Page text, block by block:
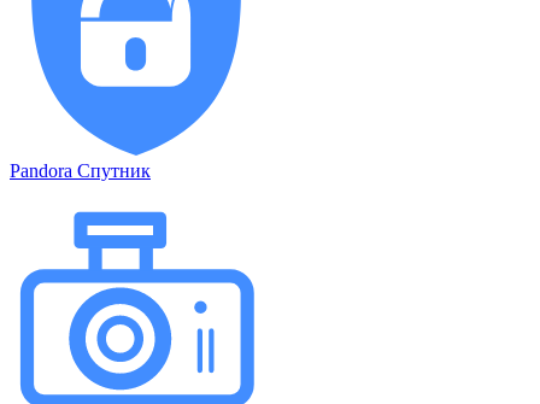
Pandora Спутник